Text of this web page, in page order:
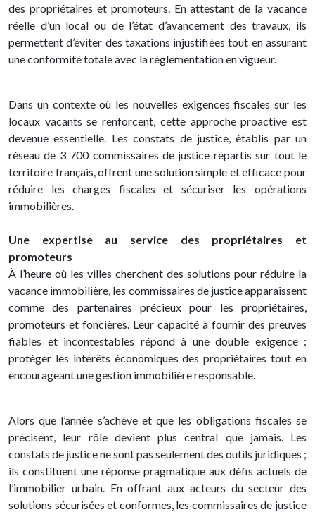
des propriétaires et promoteurs. En attestant de la vacance
réelle d’un local ou de l’état d’avancement des travaux, ils
permettent d’éviter des taxations injustifiées tout en assurant
une conformité totale avec la réglementation en vigueur.
Dans un contexte où les nouvelles exigences fiscales sur les
locaux vacants se renforcent, cette approche proactive est
devenue essentielle. Les constats de justice, établis par un
réseau de 3 700 commissaires de justice répartis sur tout le
territoire français, offrent une solution simple et efficace pour
réduire les charges fiscales et sécuriser les opérations
immobilières.
Une expertise au service des propriétaires et
promoteurs
À l’heure où les villes cherchent des solutions pour réduire la
vacance immobilière, les commissaires de justice apparaissent
comme des partenaires précieux pour les propriétaires,
promoteurs et foncières. Leur capacité à fournir des preuves
fiables et incontestables répond à une double exigence :
protéger les intérêts économiques des propriétaires tout en
encourageant une gestion immobilière responsable.
Alors que l’année s’achève et que les obligations fiscales se
précisent, leur rôle devient plus central que jamais. Les
constats de justice ne sont pas seulement des outils juridiques ;
ils constituent une réponse pragmatique aux défis actuels de
l’immobilier urbain. En offrant aux acteurs du secteur des
solutions sécurisées et conformes, les commissaires de justice